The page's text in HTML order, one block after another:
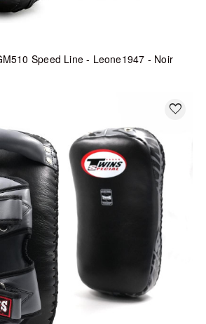
Speed Line - Leone1947 - Noir
favorite_border